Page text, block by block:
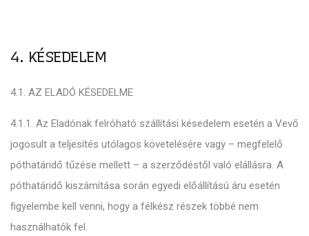
4. KÉSEDELEM
4.1. AZ ELADÓ KÉSEDELME
4.1.1. Az Eladónak felróható szállítási késedelem esetén a Vevő
jogosult a teljesítés utólagos követelésére vagy – megfelelő
póthatáridő tűzése mellett – a szerződéstől való elállásra. A
póthatáridő kiszámítása során egyedi előállítású áru esetén
figyelembe kell venni, hogy a félkész részek többé nem
használhatók fel.